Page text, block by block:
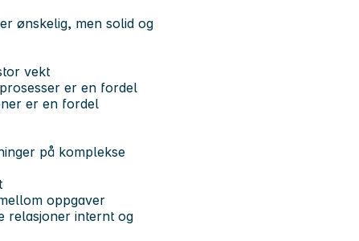
ønskelig, men solid og
vekt
er en fordel
er en fordel
på komplekse
oppgaver
relasjoner internt og